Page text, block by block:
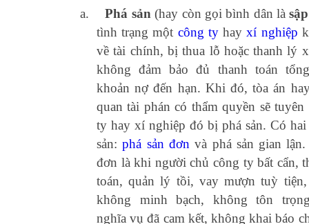
a. Phá sản (hay còn gọi bình dân là
tình trạng một công tyhayxí nghiệp
về tài chính, bị thua lỗ hoặc thanh lý
không đảm bảo đủ thanh toán
khoản nợ đến hạn. Khi đó, tòa án
quan tài phán có thẩm quyền sẽ
ty hay xí nghiệp đó bị phá sản. Có
sản:phá sản đơn và phá sản gian lận.
đơn là khi người chủ công ty bất cẩn,
toán, quản lý tồi, vay mượn tuỳ
không minh bạch, không tôn
nghĩa vụ đã cam kết, không khai báo